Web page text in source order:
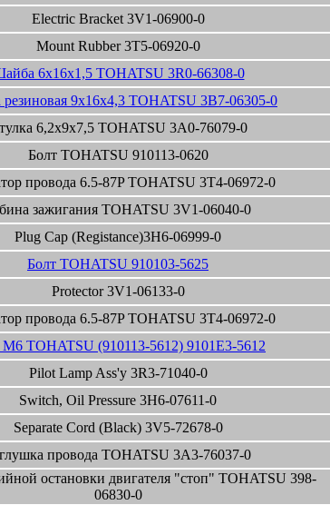
Electric Bracket 3V1-06900-0
Mount Rubber 3T5-06920-0
6x16x1,5 TOHATSU 3R0-66308-0
9x16x4,3 TOHATSU 3B7-06305-0
6,2x9x7,5 TOHATSU 3A0-76079-0
Болт TOHATSU 910113-0620
провода 6.5-87P TOHATSU 3T4-06972-0
зажигания TOHATSU 3V1-06040-0
Plug Cap (Registance)3H6-06999-0
Болт TOHATSU 910103-5625
Protector 3V1-06133-0
провода 6.5-87P TOHATSU 3T4-06972-0
М6 TOHATSU (910113-5612) 9101E3-5612
Pilot Lamp Ass'y 3R3-71040-0
Switch, Oil Pressure 3H6-07611-0
Separate Cord (Black) 3V5-72678-0
провода TOHATSU 3A3-76037-0
остановки двигателя "стоп" TOHATSU 398-
06830-0